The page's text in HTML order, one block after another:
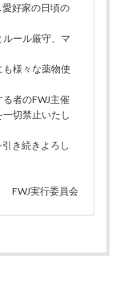
好家の日頃の
ール厳守、マ
様々な薬物使
者のFWJ主催
切禁止いたし
き続きよろし
FWJ実行委員会